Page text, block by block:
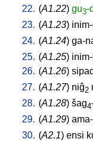
22. (A1.22) gu3-
23. (A1.23)
24. (A1.24) ga-
25. (A1.25)
26. (A1.26)
27. (A1.27) niĝ2
28. (A1.28) šag4
29. (A1.29)
30. (A2.1) ensi